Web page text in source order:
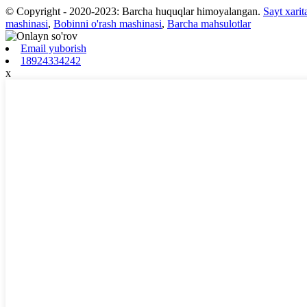
© Copyright - 2020-2023: Barcha huquqlar himoyalangan. Sayt
mashinasi, Bobinni o'rash mashinasi, Barcha mahsulotlar
Email yuborish
18924334242
x